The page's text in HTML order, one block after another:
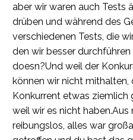
aber wir waren auch Tests
drüben und während des
verschiedenen Tests, die
den wir besser
doesn?Und weil der
können wir nicht
Konkurrent etwas ziemlich
weil wir es nicht haben.Aus
reibungslos, alles war